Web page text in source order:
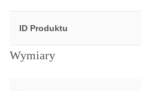
ID Produktu
Wymiary